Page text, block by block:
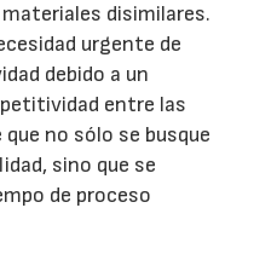
disimilares.
urgente de
debido a un
entre las
no sólo se busque
sino que se
de proceso